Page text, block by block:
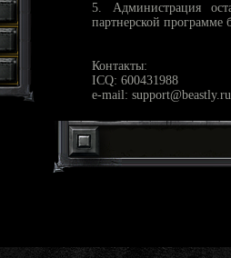
5. Администрация
партнерской программе
Контакты:
ICQ: 600431988
e-mail: support@beastly.ru